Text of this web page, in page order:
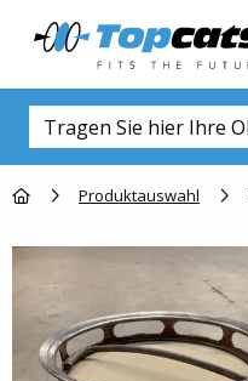
Go to homepage
Produktauswahl